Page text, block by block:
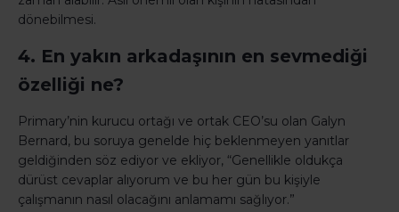
dönebilmesi.
4. En yakın arkadaşının en sevmediği
özelliği ne?
Primary’nin kurucu ortağı ve ortak CEO’su olan Galyn
Bernard, bu soruya genelde hiç beklenmeyen yanıtlar
geldiğinden söz ediyor ve ekliyor, “Genellikle oldukça
dürüst cevaplar alıyorum ve bu her gün bu kişiyle
çalışmanın nasıl olacağını anlamamı sağlıyor.”